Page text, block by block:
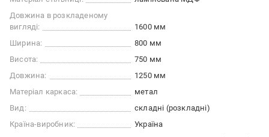
Довжина в розкладеному
вигляді:
1600 мм
Ширина:
800 мм
Висота:
750 мм
Довжина:
1250 мм
Матеріал каркаса:
метал
Вид:
складні (розкладні)
Країна-виробник:
Україна